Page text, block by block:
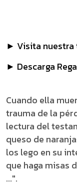
► Visita nuestra
► Descarga
Cuando ella
trauma de la
lectura del
queso de
los lego en su
que haga misas
...".